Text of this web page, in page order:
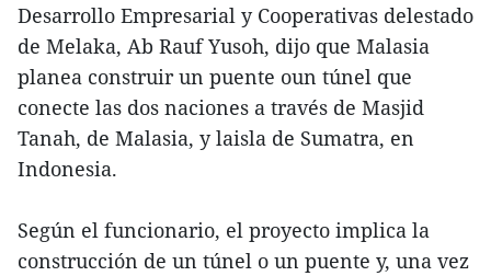
Desarrollo Empresarial y Cooperativas delestado
de Melaka, Ab Rauf Yusoh, dijo que Malasia
planea construir un puente oun túnel que
conecte las dos naciones a través de Masjid
Tanah, de Malasia, y laisla de Sumatra, en
Indonesia.
Según el funcionario, el proyecto implica la
construcción de un túnel o un puente y, una vez